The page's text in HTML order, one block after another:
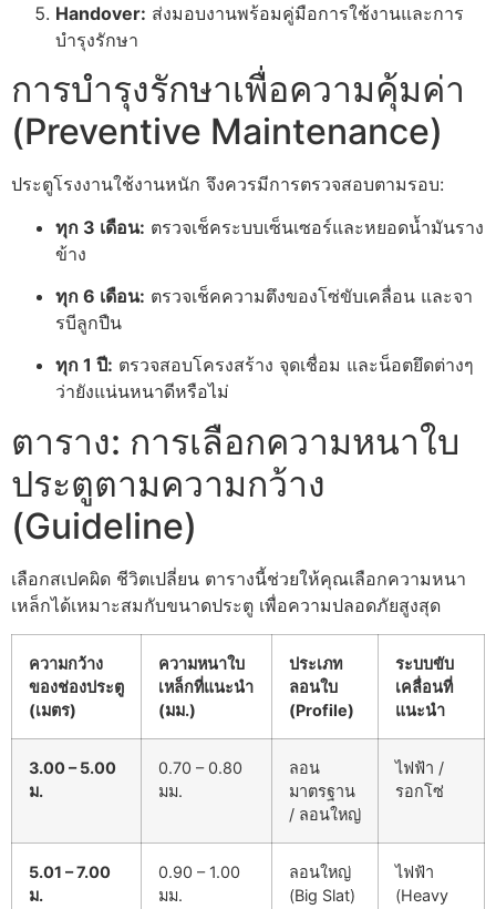
Handover: ส่งมอบงานพร้อมคู่มือการใช้งานและการ
บำรุงรักษา
การบำรุงรักษาเพื่อความคุ้มค่า
(Preventive Maintenance)
ประตูโรงงานใช้งานหนัก จึงควรมีการตรวจสอบตามรอบ:
ทุก 3 เดือน: ตรวจเช็คระบบเซ็นเซอร์และหยอดน้ำมันราง
ข้าง
ทุก 6 เดือน: ตรวจเช็คความตึงของโซ่ขับเคลื่อน และจา
รบีลูกปืน
ทุก 1 ปี: ตรวจสอบโครงสร้าง จุดเชื่อม และน็อตยึดต่างๆ
ว่ายังแน่นหนาดีหรือไม่
ตาราง: การเลือกความหนาใบ
ประตูตามความกว้าง
(Guideline)
เลือกสเปคผิด ชีวิตเปลี่ยน ตารางนี้ช่วยให้คุณเลือกความหนา
เหล็กได้เหมาะสมกับขนาดประตู เพื่อความปลอดภัยสูงสุด
ความกว้าง
ของช่องประตู
(เมตร)
ความหนาใบ
เหล็กที่แนะนำ
(มม.)
ประเภท
ลอนใบ
(Profile)
ระบบขับ
เคลื่อนที่
แนะนำ
3.00 – 5.00
ม.
0.70 – 0.80
มม.
ลอน
มาตรฐาน
/ ลอนใหญ่
ไฟฟ้า /
รอกโซ่
5.01 – 7.00
ม.
0.90 – 1.00
มม.
ลอนใหญ่
(Big Slat)
ไฟฟ้า
(Heavy